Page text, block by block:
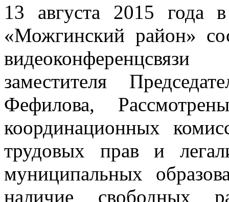
13 августа 2015 года
«Можгинский район»
заместителя
Фефилова,
координационных
трудовых прав и
муниципальных
наличие свободных